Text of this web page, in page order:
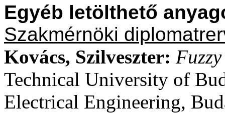
Egyéb letölthető
Szakmérnöki
Kovács, Szilveszter:
Technical University of
Electrical Engineering,